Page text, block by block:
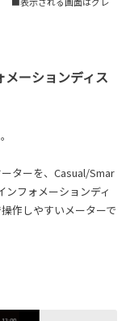
ーションディス
ターを、Casual/Smar
フォメーションディ
作しやすいメーターで